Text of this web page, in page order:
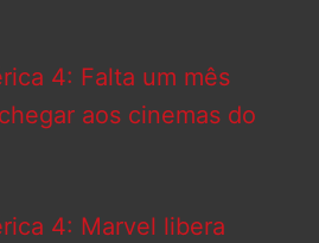
4: Falta um mês
aos cinemas do
4: Marvel libera